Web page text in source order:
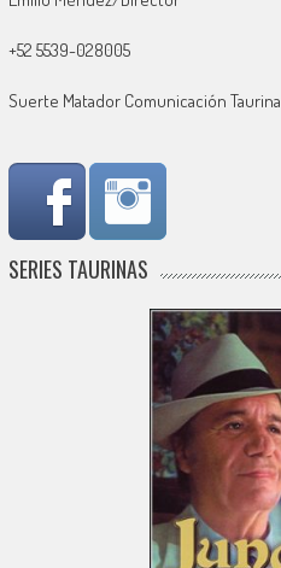
+52 5539-028005
Suerte Matador Comunicación Taurina
SERIES TAURINAS